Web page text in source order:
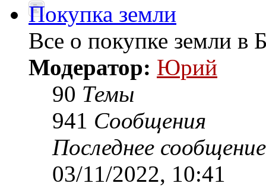
Покупка земли
Все о покупке земли в
Модератор: Юрий
90 Темы
941 Сообщения
Последнее сообщение
03/11/2022, 10:41